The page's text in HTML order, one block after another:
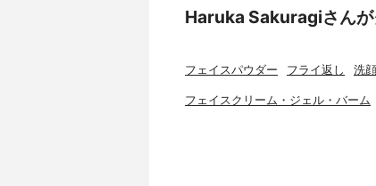
Haruka Sakuragiさんが
フェイスパウダー フライ返し 洗
フェイスクリーム・ジェル・バーム